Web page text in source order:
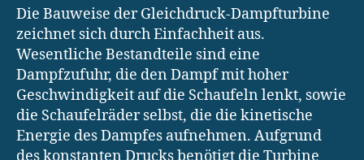
Die Bauweise der Gleichdruck-Dampfturbine
zeichnet sich durch Einfachheit aus.
Wesentliche Bestandteile sind eine
Dampfzufuhr, die den Dampf mit hoher
Geschwindigkeit auf die Schaufeln lenkt, sowie
die Schaufelräder selbst, die die kinetische
Energie des Dampfes aufnehmen. Aufgrund
des konstanten Drucks benötigt die Turbine